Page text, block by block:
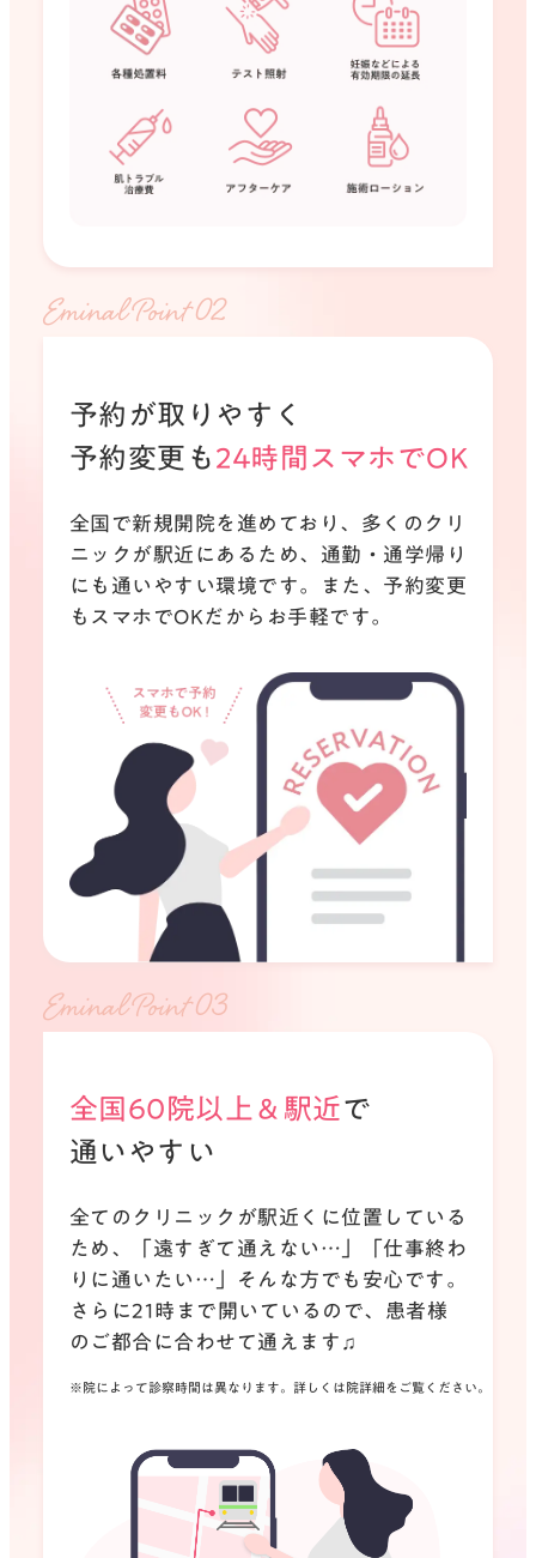
Eminal Point 0
予約が取りやすく
予約変更も 24時間スマホでOK
全国で新規開院を進めており、 多くのクリ
ニックが駅近にあるため、 通勤・通学帰り
にも通いやすい環境です。
また、予約変更
もスマホでOKだからお手軽です。
Eminal Point 0
全国60院以上＆駅近で
通いやすい
全てのクリニックが駅近くに位置している
ため、
「遠すぎて通えない…」「仕事終わ
りに通いたい…」
そんな方でも安心です。
さらに21時まで開いているので、患者様
のご都合に合わせて通えます♫
※院によって診察時間は異なります。詳しくは院詳細をご覧ください。